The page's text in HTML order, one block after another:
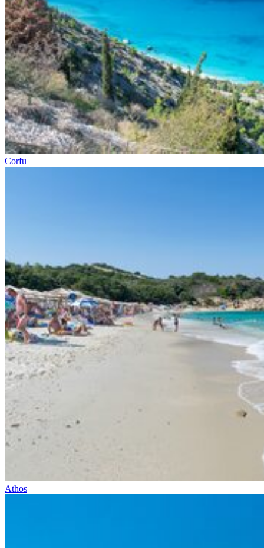
Corfu
Athos